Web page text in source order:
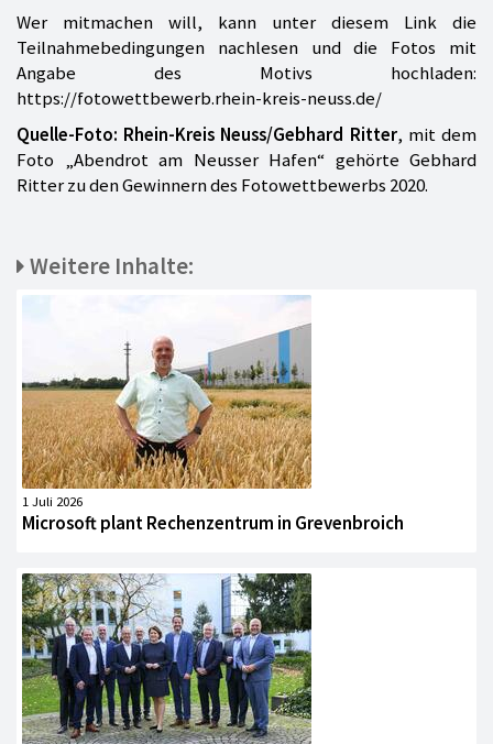
Wer mitmachen will, kann unter diesem Link die
Teilnahmebedingungen nachlesen und die Fotos mit
Angabe des Motivs hochladen:
https://fotowettbewerb.rhein-kreis-neuss.de/
Quelle-Foto: Rhein-Kreis Neuss/Gebhard Ritter, mit dem
Foto „Abendrot am Neusser Hafen“ gehörte Gebhard
Ritter zu den Gewinnern des Fotowettbewerbs 2020.
Weitere Inhalte:
1 Juli 2026
Microsoft plant Rechenzentrum in Grevenbroich